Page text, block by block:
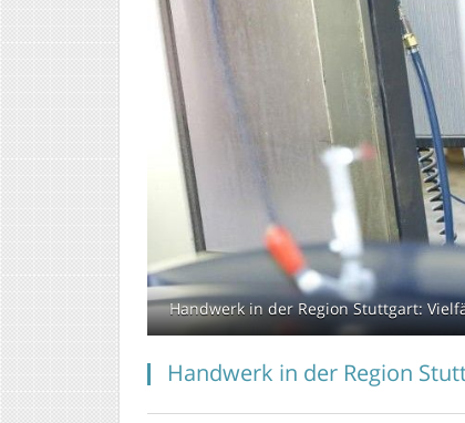
Handwerk in der Region Stuttgart:
Handwerk in der Region